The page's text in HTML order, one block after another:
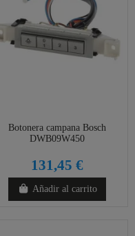
Botonera campana Bosch
DWB09W450
131,45 €
Añadir al carrito